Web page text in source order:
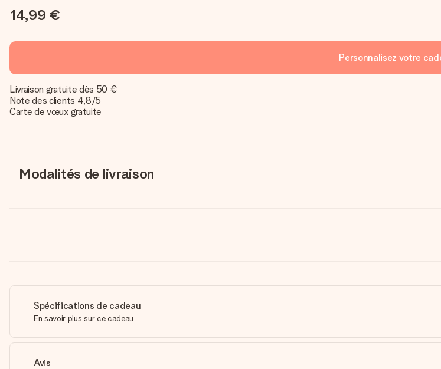
14,99 €
Personnalisez votre
Livraison gratuite dès 50 €
Note des clients 4,8/5
Carte de vœux gratuite
Modalités de livraison
Spécifications de cadeau
En savoir plus sur ce cadeau
Avis